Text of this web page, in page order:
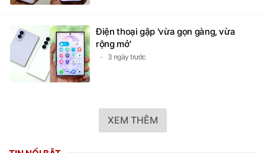
rộng mở'
3 ngày trước
XEM THÊM